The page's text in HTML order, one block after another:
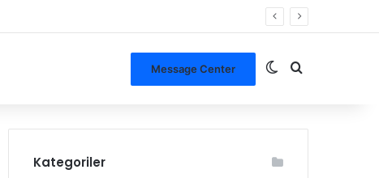
Message Center Dış görünümü
Arama yap
Kategoriler